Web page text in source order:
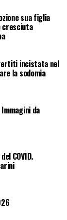
sua figlia
cresciuta
incistata nel
la sodomia
da
COVID.